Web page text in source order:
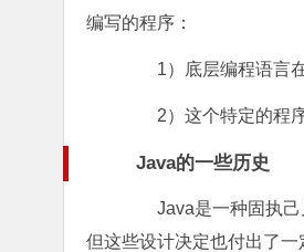
编写的程序：
1）底层编程语言在
2）这个特定的程序
Java的一些历史
Java是一种固执己见
但这些设计决定也付出了一